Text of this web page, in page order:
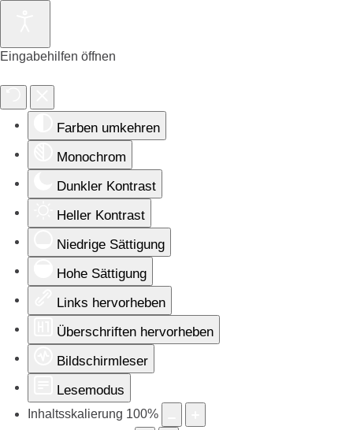
Eingabehilfen öffnen
Farben umkehren
Monochrom
Dunkler Kontrast
Heller Kontrast
Niedrige Sättigung
Hohe Sättigung
Links hervorheben
Überschriften hervorheben
Bildschirmleser
Lesemodus
Inhaltsskalierung 100%